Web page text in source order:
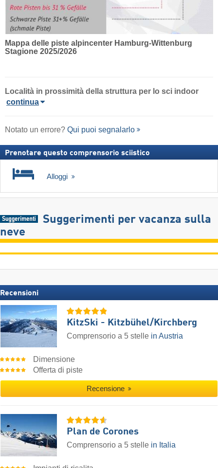
Mappa delle piste alpincenter Hamburg-Wittenburg
Stagione 2025/2026
Località in prossimità della struttura per lo sci indoor
continua
Notato un errore? Qui puoi segnalarlo
Prenotare questo comprensorio sciistico
Alloggi
Suggerimenti per vacanza sulla
neve
Recensioni
KitzSki - Kitzbühel/​Kirchberg
Comprensorio a 5 stelle in Austria
Dimensione
Offerta di piste
Recensione
Plan de Corones
Comprensorio a 5 stelle in Italia